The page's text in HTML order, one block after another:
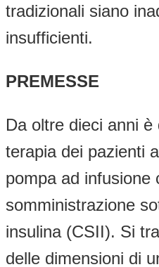
tradizionali siano
insufficienti.
PREMESSE
Da oltre dieci anni
terapia dei pazienti
pompa ad infusione
somministrazione
insulina (CSII). Si
delle dimensioni di